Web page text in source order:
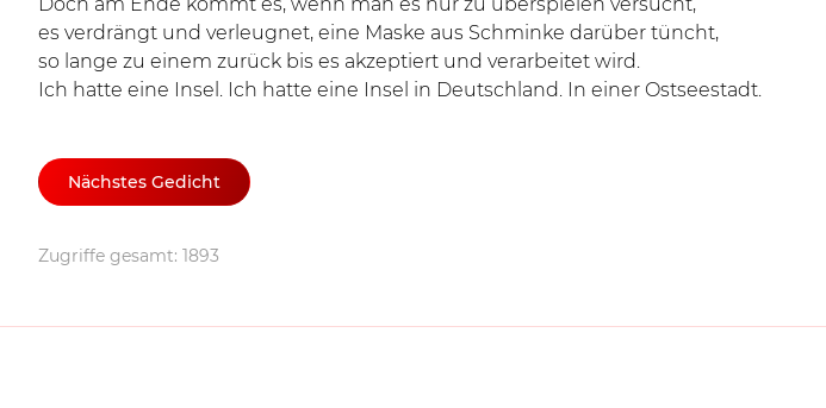
es verdrängt und verleugnet, eine Maske aus Schminke darüber tüncht,
so lange zu einem zurück bis es akzeptiert und verarbeitet wird.
Ich hatte eine Insel. Ich hatte eine Insel in Deutschland. In einer Ostseestadt.
Nächstes Gedicht
Zugriffe gesamt: 1893